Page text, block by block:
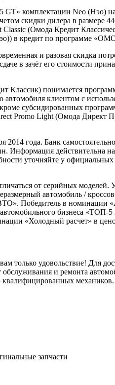
комплектации Neo (Нэо)
скидки дилера в размере
(Омода Кредит
в кредит по программе
и разовая скидка
в зачёт его стоимости
Классик) понимается
клиентом с
субсидированных
Promo Light (Oмода Директ
2014 года. Банк
Информация действительна
уточняйте у
от серийных моделей.
автомобиль /
АВТО». Победитель в
бизнеса
«Холодный расчет» в
только удовольствие! Для
и ремонта
квалифицированных механиков.
запчасти